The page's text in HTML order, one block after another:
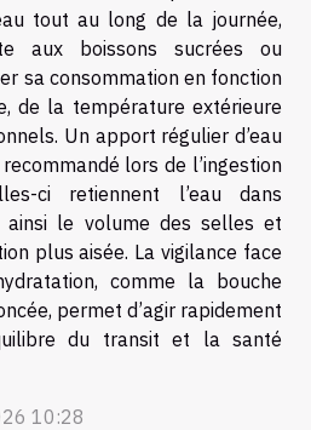
tout au long de la journée,
aux boissons sucrées ou
sa consommation en fonction
de la température extérieure
Un apport régulier d’eau
lors de l’ingestion
ci retiennent l’eau dans
ainsi le volume des selles et
plus aisée. La vigilance face
comme la bouche
permet d’agir rapidement
du transit et la santé
10:28